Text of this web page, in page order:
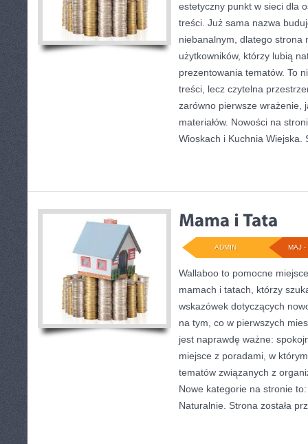
estetyczny punkt w sieci dla
treści. Już sama nazwa
niebanalnym, dlatego strona
użytkowników, którzy lubią
prezentowania tematów. To
treści, lecz czytelna
zarówno pierwsze wrażenie,
materiałów. Nowości na
Wioskach i Kuchnia Wiejska.
MAJ -
ADMIN
Wallaboo to pomocne
mamach i tatach, którzy
wskazówek dotyczących
na tym, co w pierwszych
jest naprawdę ważne:
miejsce z poradami, w
tematów związanych z
Nowe kategorie na stronie
Naturalnie. Strona została